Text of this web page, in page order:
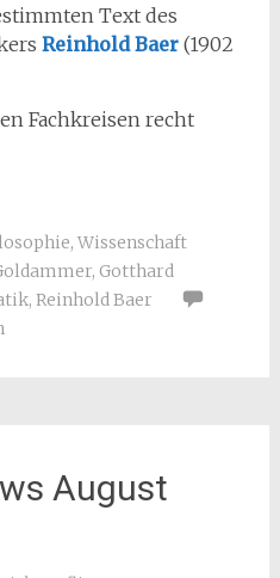
Text des
Reinhold Baer(1902
Fachkreisen recht
, Wissenschaft
, Gotthard
, Reinhold Baer
August